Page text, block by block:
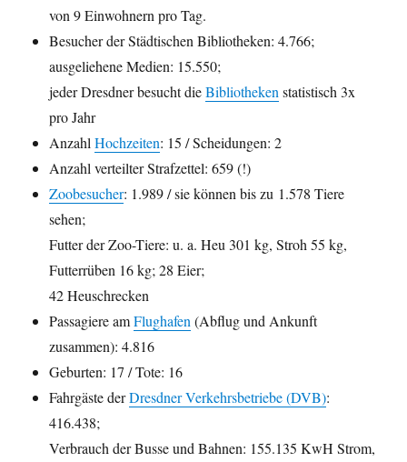
von 9 Einwohnern pro Tag.
Besucher der Städtischen Bibliotheken: 4.766;
ausgeliehene Medien: 15.550;
jeder Dresdner besucht dieBibliotheken statistisch 3x
pro Jahr
AnzahlHochzeiten: 15 / Scheidungen: 2
Anzahl verteilter Strafzettel: 659 (!)
Zoobesucher: 1.989 / sie können bis zu 1.578 Tiere
sehen;
Futter der Zoo-Tiere: u. a. Heu 301 kg, Stroh 55 kg,
Futterrüben 16 kg; 28 Eier;
42 Heuschrecken
Passagiere amFlughafen (Abflug und Ankunft
zusammen): 4.816
Geburten: 17 / Tote: 16
Fahrgäste derDresdner Verkehrsbetriebe (DVB):
416.438;
Verbrauch der Busse und Bahnen: 155.135 KwH Strom,